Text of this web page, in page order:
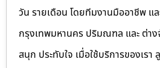
วัน รายเดือน โดยทีมงานมืออาชีพ แ
กรุงเทพมหานคร ปริมณฑล และ ต่า
สนุก ประทับใจ เมื่อใช้บริการของเรา